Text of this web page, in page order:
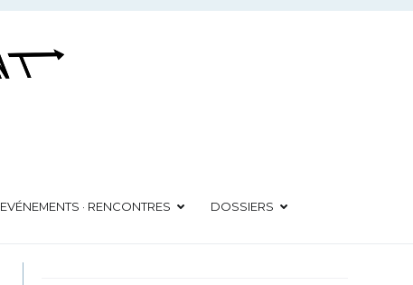
EVÉNEMENTS · RENCONTRES DOSSIERS